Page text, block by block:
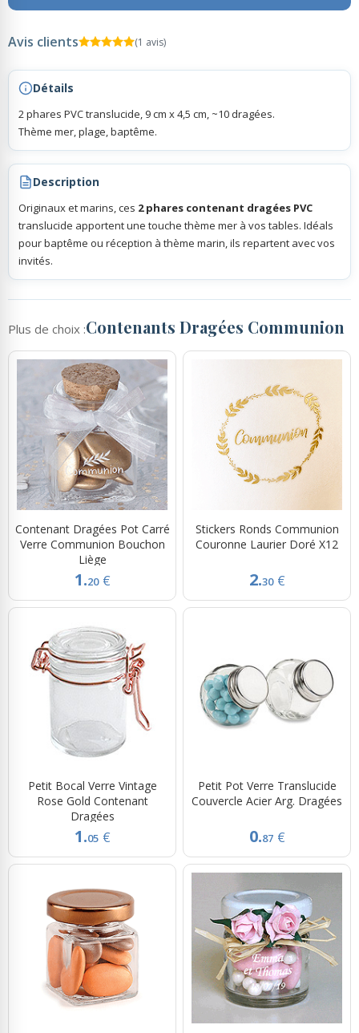
Rubans Tulle Organdi
Scrapbooking, Loisirs Créatifs
Avis clients (1 avis)
Détails
2 phares PVC translucide, 9 cm x 4,5 cm, ~10 dragées.
Thème mer, plage, baptême.
Description
Originaux et marins, ces 2 phares contenant dragées PVC
translucide apportent une touche thème mer à vos tables. Idéals
pour baptême ou réception à thème marin, ils repartent avec vos
invités.
Plus de choix :Contenants Dragées Communion
Contenant Dragées Pot Carré
Verre Communion Bouchon
Liège
1.20 €
Stickers Ronds Communion
Couronne Laurier Doré X12
2.30 €
Petit Bocal Verre Vintage
Rose Gold Contenant
Dragées
1.05 €
Petit Pot Verre Translucide
Couvercle Acier Arg. Dragées
0.87 €